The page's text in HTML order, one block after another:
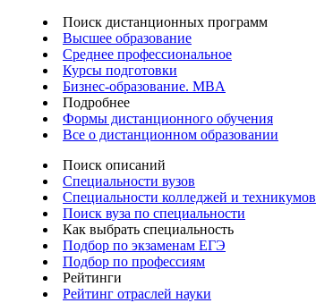
Поиск дистанционных программ
Высшее образование
Среднее профессиональное
Курсы подготовки
Бизнес-образование. MBA
Подробнее
Формы дистанционного обучения
Все о дистанционном образовании
Поиск описаний
Специальности вузов
Специальности колледжей и техникумов
Поиск вуза по специальности
Как выбрать специальность
Подбор по экзаменам ЕГЭ
Подбор по профессиям
Рейтинги
Рейтинг отраслей науки